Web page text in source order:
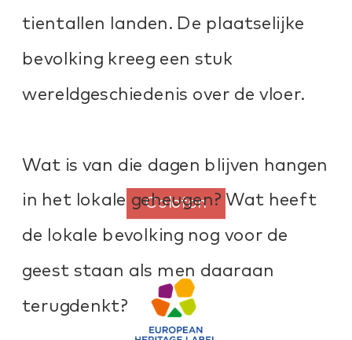
tientallen landen. De plaatselijke
bevolking kreeg een stuk
wereldgeschiedenis over de vloer.
Wat is van die dagen blijven hangen
in het lokale geheugen? Wat heeft
de lokale bevolking nog voor de
geest staan als men daaraan
terugdenkt?
Colofon